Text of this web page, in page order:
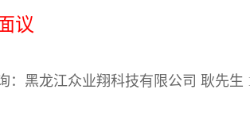
议
：黑龙江众业翔科技有限公司 耿先生